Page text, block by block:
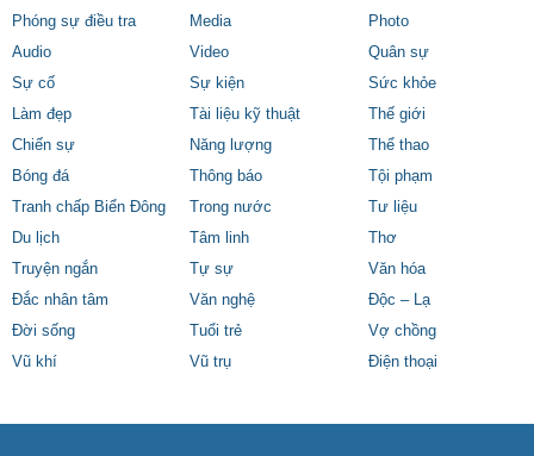
Phóng sự điều tra
Media
Photo
Audio
Video
Quân sự
Sự cố
Sự kiện
Sức khỏe
Làm đẹp
Tài liệu kỹ thuật
Thế giới
Chiến sự
Năng lượng
Thể thao
Bóng đá
Thông báo
Tội phạm
Tranh chấp Biển Đông
Trong nước
Tư liệu
Du lịch
Tâm linh
Thơ
Truyện ngắn
Tự sự
Văn hóa
Đắc nhân tâm
Văn nghệ
Độc – Lạ
Đời sống
Tuổi trẻ
Vợ chồng
Vũ khí
Vũ trụ Điện thoại